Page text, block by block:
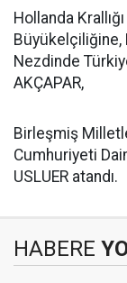
​Hollanda
Nezdinde
AKÇAPAR,
​Birleşmiş
Cumhuriyeti
USLUER atandı.
HABERE